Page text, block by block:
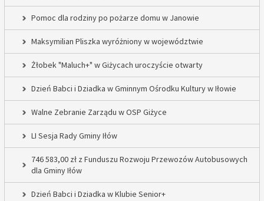
Pomoc dla rodziny po pożarze domu w Janowie
Maksymilian Pliszka wyróżniony w województwie
Żłobek "Maluch+" w Giżycach uroczyście otwarty
Dzień Babci i Dziadka w Gminnym Ośrodku Kultury w Iłowie
Walne Zebranie Zarządu w OSP Giżyce
LI Sesja Rady Gminy Iłów
746 583,00 zł z Funduszu Rozwoju Przewozów Autobusowych
dla Gminy Iłów
Dzień Babci i Dziadka w Klubie Senior+